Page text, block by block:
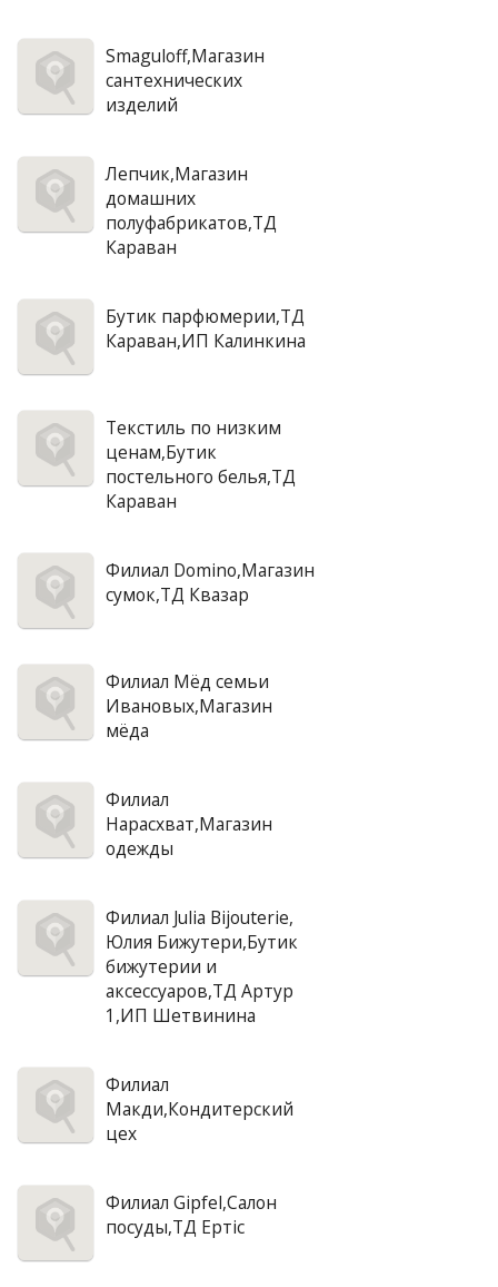
Smaguloff,Магазин
сантехнических
изделий
Лепчик,Магазин
домашних
полуфабрикатов,ТД
Караван
Бутик парфюмерии,ТД
Караван,ИП Калинкина
Текстиль по низким
ценам,Бутик
постельного белья,ТД
Караван
Филиал Domino,Магазин
сумок,ТД Квазар
Филиал Мёд семьи
Ивановых,Магазин
мёда
Филиал
Нарасхват,Магазин
одежды
Филиал Julia Bijouterie,
Юлия Бижутери,Бутик
бижутерии и
аксессуаров,ТД Артур
1,ИП Шетвинина
Филиал
Макди,Кондитерский
цех
Филиал Gipfel,Салон
посуды,ТД Ертiс